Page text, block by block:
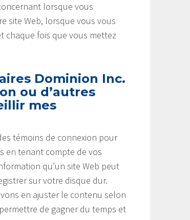
lorsque vous
site Web, lorsque vous vous
chaque fois que vous mettez
Dominion Inc.
ou d’autres
mes
témoins de connexion pour
en tenant compte de vos
qu’un site Web peut
sur votre disque dur.
en ajuster le contenu selon
de gagner du temps et